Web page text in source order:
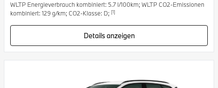
WLTP Energieverbrauch kombiniert: 5.7 l/100km; WLTP CO2-Emissionen
kombiniert: 129 g/km; CO2-Klasse: D; [1]
Details anzeigen